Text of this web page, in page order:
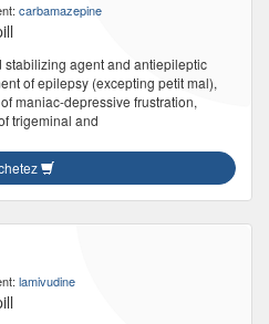
carbamazepine
stabilizing agent and antiepileptic
of epilepsy (excepting petit mal),
maniac-depressive frustration,
trigeminal and
lamivudine